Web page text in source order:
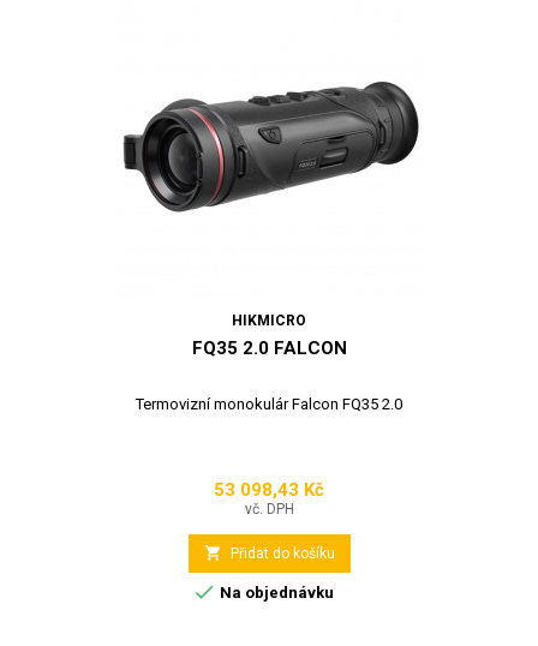
HIKMICRO
FQ35 2.0 FALCON
Termovizní monokulár Falcon FQ35 2.0
Cena
53 098,43 Kč
vč. DPH
 Přidat do košíku
 Na objednávku